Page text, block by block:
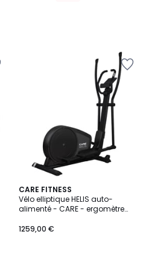
CARE FITNESS
Vélo elliptique HELIS auto-
alimenté - CARE - ergomètre
1259,00 €